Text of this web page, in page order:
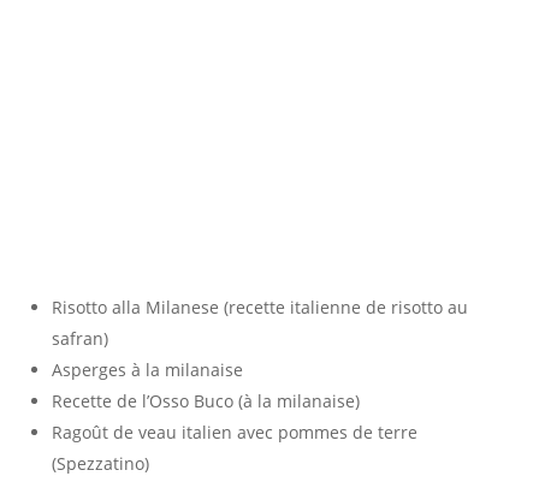
Risotto alla Milanese (recette italienne de risotto au
safran)
Asperges à la milanaise
Recette de l’Osso Buco (à la milanaise)
Ragoût de veau italien avec pommes de terre
(Spezzatino)